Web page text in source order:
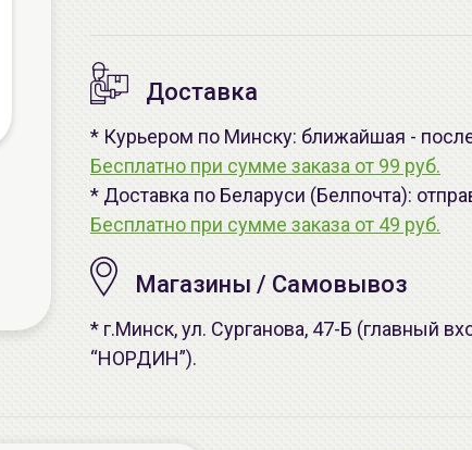
Доставка
* Курьером по Минску: ближайшая -
Бесплатно при сумме заказа от 99 руб.
* Доставка по Беларуси (Белпочта):
Бесплатно при сумме заказа от 49 руб.
Магазины / Самовывоз
* г.Минск, ул. Сурганова, 47-Б (главный
“НОРДИН”).